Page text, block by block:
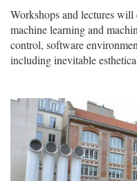
Workshops and lectures will
machine learning and
control, software
including inevitable